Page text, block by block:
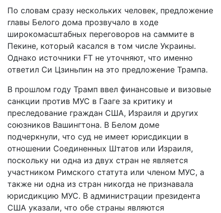
По словам сразу нескольких человек, предложение
главы Белого дома прозвучало в ходе
широкомасштабных переговоров на саммите в
Пекине, который касался в том числе Украины.
Однако источники FT не уточняют, что именно
ответил Си Цзиньпин на это предложение Трампа.
В прошлом году Трамп ввел финансовые и визовые
санкции против МУС в Гааге за критику и
преследование граждан США, Израиля и других
союзников Вашингтона. В Белом доме
подчеркнули, что суд не имеет юрисдикции в
отношении Соединенных Штатов или Израиля,
поскольку ни одна из двух стран не является
участником Римского статута или членом МУС, а
также ни одна из стран никогда не признавала
юрисдикцию МУС. В администрации президента
США указали, что обе страны являются